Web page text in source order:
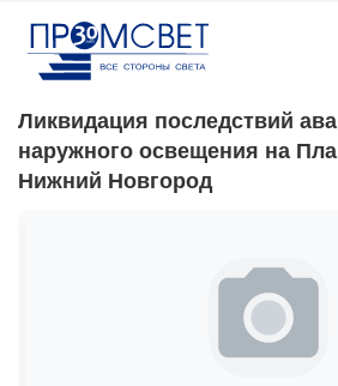
Ликвидация последствий
наружного освещения на
Нижний Новгород